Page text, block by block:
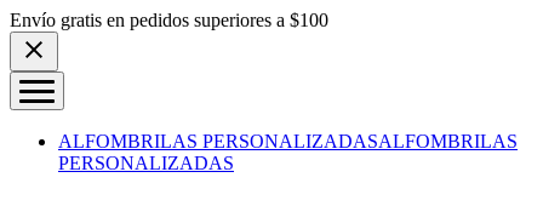
Skip to content
Envío gratis en pedidos superiores a $100
ALFOMBRILAS PERSONALIZADASALFOMBRILAS
PERSONALIZADAS